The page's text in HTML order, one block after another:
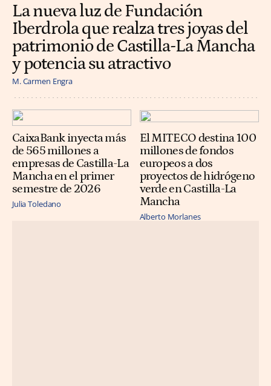
La nueva luz de Fundación
Iberdrola que realza tres joyas del
patrimonio de Castilla-La Mancha
y potencia su atractivo
M. Carmen Engra
CaixaBank inyecta más
de 565 millones a
empresas de Castilla-La
Mancha en el primer
semestre de 2026
Julia Toledano
El MITECO destina 100
millones de fondos
europeos a dos
proyectos de hidrógeno
verde en Castilla-La
Mancha
Alberto Morlanes